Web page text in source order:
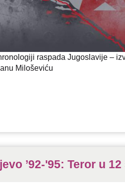
raspada Jugoslavije –
Miloševiću
’92-'95: Teror u